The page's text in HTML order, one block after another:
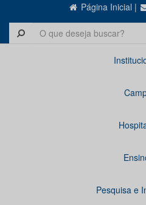
Página Inicial |
Pesquisa e